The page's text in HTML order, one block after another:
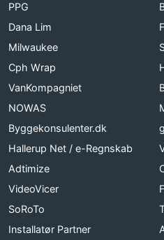
PPG
Dana Lim
Milwaukee
Cph Wrap
VanKompagniet
NOWAS
Byggekonsulenter.dk
Hallerup Net / e-Regnskab
Adtimize
VideoVicer
SoRoTo
Installatør Partner